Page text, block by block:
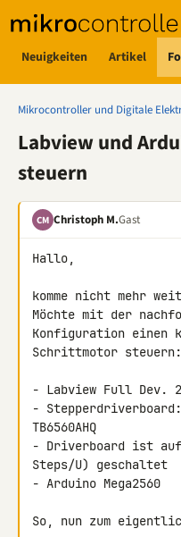
Neuigkeiten Artikel
Mikrocontroller und Digitale
Labview und
steuern
CM Christoph M.Gast
Hallo,
komme nicht mehr
Möchte mit der
Konfiguration einen
Schrittmotor steuern:
- Labview Full Dev.
-
TB6560AHQ
- Driverboard ist
Steps/U) geschaltet
- Arduino Mega2560
So, nun zum